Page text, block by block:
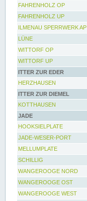
FAHRENHOLZ OP
FAHRENHOLZ UP
ILMENAU SPERRWERK AP
LÜNE
WITTORF OP
WITTORF UP
ITTER ZUR EDER
HERZHAUSEN
ITTER ZUR DIEMEL
KOTTHAUSEN
JADE
HOOKSIELPLATE
JADE-WESER-PORT
MELLUMPLATE
SCHILLIG
WANGEROOGE NORD
WANGEROOGE OST
WANGEROOGE WEST